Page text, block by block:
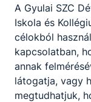
A Gyulai SZC
Iskola és
célokból
kapcsolatban,
annak
látogatja, vagy
megtudhatjuk,